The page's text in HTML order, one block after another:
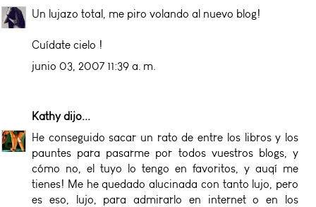
Un lujazo total, me piro volando al nuevo blog!
Cuídate cielo !
junio 03, 2007 11:39 a. m.
Kathydijo...
He conseguido sacar un rato de entre los libros y los
pauntes para pasarme por todos vuestros blogs, y
cómo no, el tuyo lo tengo en favoritos, y auqí me
tienes! Me he quedado alucinada con tanto lujo, pero
es eso, lujo, para admirarlo en internet o en los